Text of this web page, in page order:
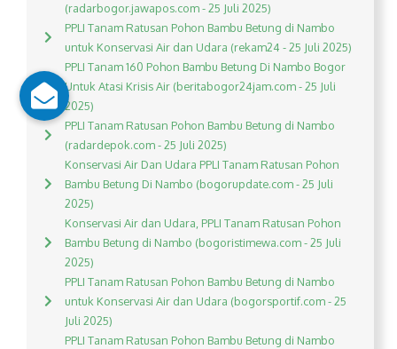
(radarbogor.jawapos.com - 25 Juli 2025)
PPLI Tanam Ratusan Pohon Bambu Betung di Nambo
untuk Konservasi Air dan Udara (rekam24 - 25 Juli 2025)
PPLI Tanam 160 Pohon Bambu Betung Di Nambo Bogor
Untuk Atasi Krisis Air (beritabogor24jam.com - 25 Juli
2025)
PPLI Tanam Ratusan Pohon Bambu Betung di Nambo
(radardepok.com - 25 Juli 2025)
Konservasi Air Dan Udara PPLI Tanam Ratusan Pohon
Bambu Betung Di Nambo (bogorupdate.com - 25 Juli
2025)
Konservasi Air dan Udara, PPLI Tanam Ratusan Pohon
Bambu Betung di Nambo (bogoristimewa.com - 25 Juli
2025)
PPLI Tanam Ratusan Pohon Bambu Betung di Nambo
untuk Konservasi Air dan Udara (bogorsportif.com - 25
Juli 2025)
PPLI Tanam Ratusan Pohon Bambu Betung di Nambo